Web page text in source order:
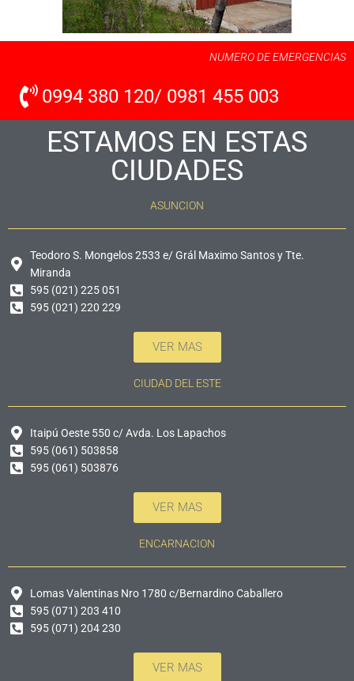
NUMERO DE EMERGENCIAS
0994 380 120/ 0981 455 003
ESTAMOS EN ESTAS
CIUDADES
ASUNCION
Teodoro S. Mongelos 2533 e/ Grál Maximo Santos y Tte.
Miranda
595 (021) 225 051
595 (021) 220 229
VER MAS
CIUDAD DEL ESTE
Itaipú Oeste 550 c/ Avda. Los Lapachos
595 (061) 503858
595 (061) 503876
VER MAS
ENCARNACION
Lomas Valentinas Nro 1780 c/Bernardino Caballero
595 (071) 203 410
595 (071) 204 230
VER MAS